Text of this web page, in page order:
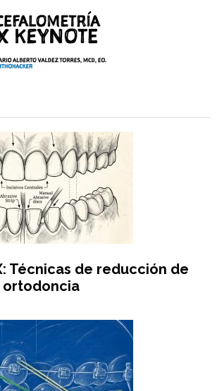
Técnicas de reducción de
ortodoncia